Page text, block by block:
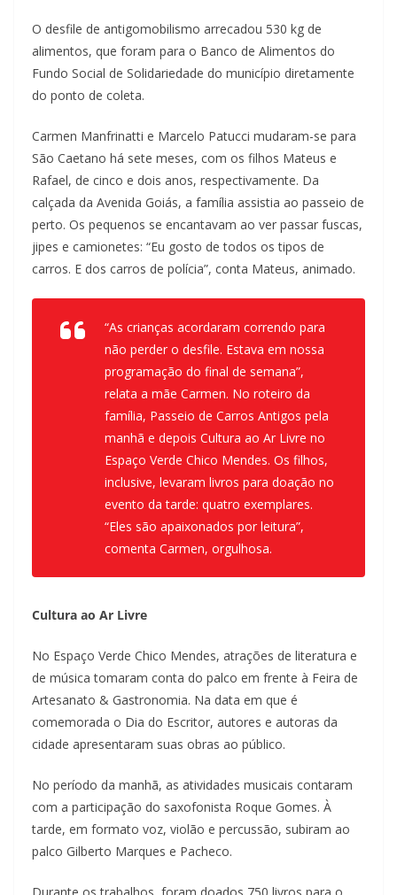
O desfile de antigomobilismo arrecadou 530 kg de
alimentos, que foram para o Banco de Alimentos do
Fundo Social de Solidariedade do município diretamente
do ponto de coleta.
Carmen Manfrinatti e Marcelo Patucci mudaram-se para
São Caetano há sete meses, com os filhos Mateus e
Rafael, de cinco e dois anos, respectivamente. Da
calçada da Avenida Goiás, a família assistia ao passeio de
perto. Os pequenos se encantavam ao ver passar fuscas,
jipes e camionetes: “Eu gosto de todos os tipos de
carros. E dos carros de polícia”, conta Mateus, animado.
“As crianças acordaram correndo para
não perder o desfile. Estava em nossa
programação do final de semana”,
relata a mãe Carmen. No roteiro da
família, Passeio de Carros Antigos pela
manhã e depois Cultura ao Ar Livre no
Espaço Verde Chico Mendes. Os filhos,
inclusive, levaram livros para doação no
evento da tarde: quatro exemplares.
“Eles são apaixonados por leitura”,
comenta Carmen, orgulhosa.
Cultura ao Ar Livre
No Espaço Verde Chico Mendes, atrações de literatura e
de música tomaram conta do palco em frente à Feira de
Artesanato & Gastronomia. Na data em que é
comemorada o Dia do Escritor, autores e autoras da
cidade apresentaram suas obras ao público.
No período da manhã, as atividades musicais contaram
com a participação do saxofonista Roque Gomes. À
tarde, em formato voz, violão e percussão, subiram ao
palco Gilberto Marques e Pacheco.